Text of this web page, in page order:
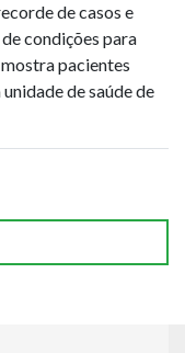
de casos e
condições para
pacientes
de saúde de